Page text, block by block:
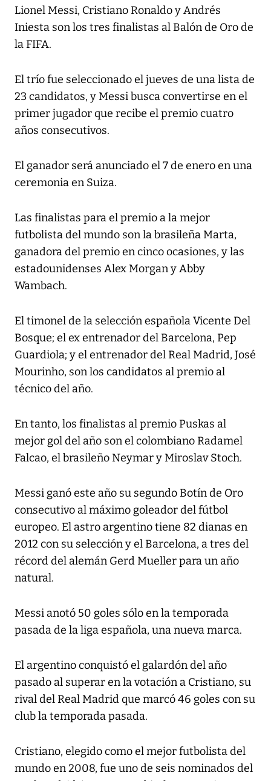
Lionel Messi, Cristiano Ronaldo y Andrés
Iniesta son los tres finalistas al Balón de Oro de
la FIFA.
El trío fue seleccionado el jueves de una lista de
23 candidatos, y Messi busca convertirse en el
primer jugador que recibe el premio cuatro
años consecutivos.
El ganador será anunciado el 7 de enero en una
ceremonia en Suiza.
Las finalistas para el premio a la mejor
futbolista del mundo son la brasileña Marta,
ganadora del premio en cinco ocasiones, y las
estadounidenses Alex Morgan y Abby
Wambach.
El timonel de la selección española Vicente Del
Bosque; el ex entrenador del Barcelona, Pep
Guardiola; y el entrenador del Real Madrid, José
Mourinho, son los candidatos al premio al
técnico del año.
En tanto, los finalistas al premio Puskas al
mejor gol del año son el colombiano Radamel
Falcao, el brasileño Neymar y Miroslav Stoch.
Messi ganó este año su segundo Botín de Oro
consecutivo al máximo goleador del fútbol
europeo. El astro argentino tiene 82 dianas en
2012 con su selección y el Barcelona, a tres del
récord del alemán Gerd Mueller para un año
natural.
Messi anotó 50 goles sólo en la temporada
pasada de la liga española, una nueva marca.
El argentino conquistó el galardón del año
pasado al superar en la votación a Cristiano, su
rival del Real Madrid que marcó 46 goles con su
club la temporada pasada.
Cristiano, elegido como el mejor futbolista del
mundo en 2008, fue uno de seis nominados del